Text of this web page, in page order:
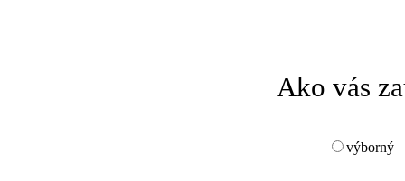
Ako vás
výborný